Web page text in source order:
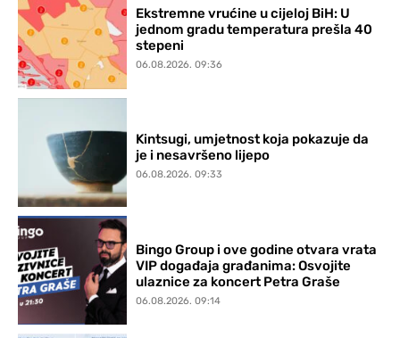
Ekstremne vrućine u cijeloj BiH: U
jednom gradu temperatura prešla 40
stepeni
06.08.2026. 09:36
Kintsugi, umjetnost koja pokazuje da
je i nesavršeno lijepo
06.08.2026. 09:33
Bingo Group i ove godine otvara vrata
VIP događaja građanima: Osvojite
ulaznice za koncert Petra Graše
06.08.2026. 09:14